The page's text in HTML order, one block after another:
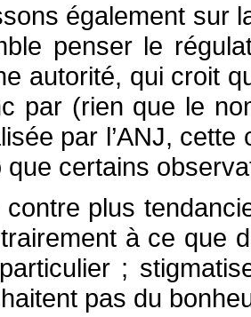
également sur
penser le
autorité, qui croit
par (rien que le
par l’ANJ,
que certains
contre plus
à ce que
;
pas du